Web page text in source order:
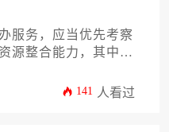
服务，应当优先考察
源整合能力，其中具
司是否熟悉黑山特殊
141 人看过